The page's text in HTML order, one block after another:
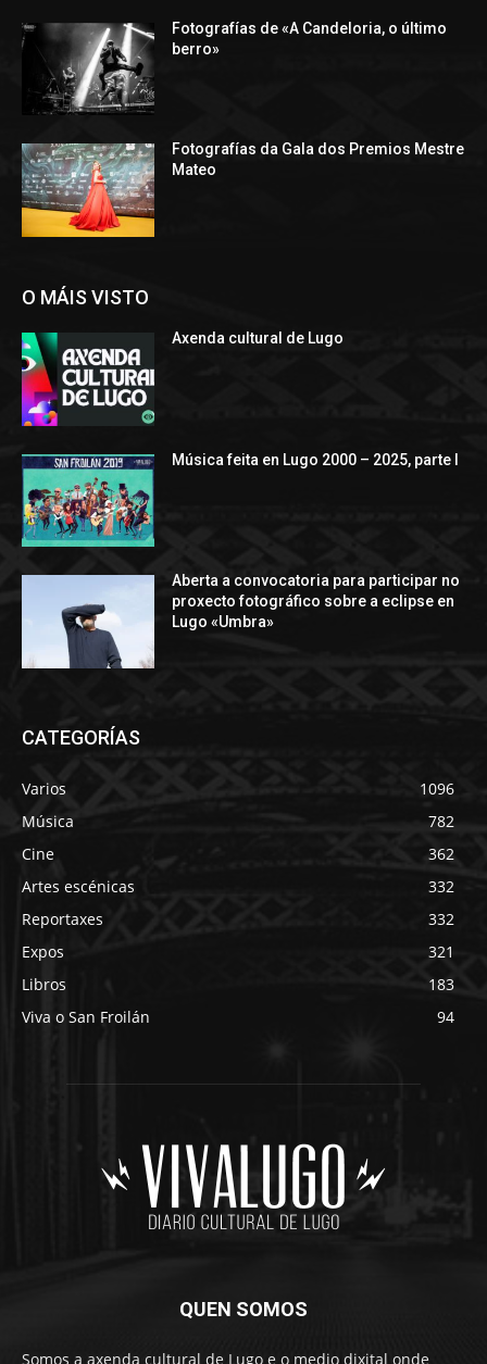
Fotografías de «A Candeloria, o último
berro»
Fotografías da Gala dos Premios Mestre
Mateo
O MÁIS VISTO
Axenda cultural de Lugo
Música feita en Lugo 2000 – 2025, parte I
Aberta a convocatoria para participar no
proxecto fotográfico sobre a eclipse en
Lugo «Umbra»
CATEGORÍAS
Varios
1096
Música
782
Cine
362
Artes escénicas
332
Reportaxes
332
Expos
321
Libros
183
Viva o San Froilán
94
QUEN SOMOS
Somos a axenda cultural de Lugo e o medio dixital onde